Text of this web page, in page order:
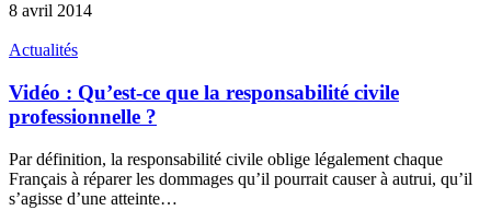
8 avril 2014
Actualités
Vidéo : Qu’est-ce que la responsabilité civile
professionnelle ?
Par définition, la responsabilité civile oblige légalement chaque
Français à réparer les dommages qu’il pourrait causer à autrui, qu’il
s’agisse d’une atteinte…